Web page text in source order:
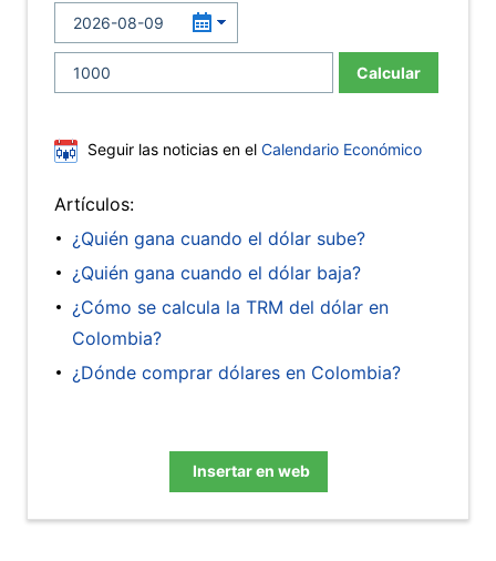
Calcular
Seguir las noticias en el Calendario Económico
Artículos:
¿Quién gana cuando el dólar sube?
¿Quién gana cuando el dólar baja?
¿Cómo se calcula la TRM del dólar en
Colombia?
¿Dónde comprar dólares en Colombia?
Insertar en web